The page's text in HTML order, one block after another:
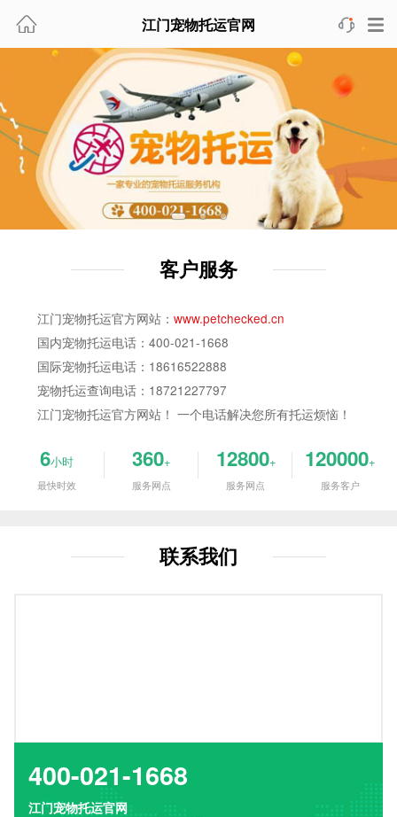
江门宠物托运官网
客户服务
江门宠物托运官方网站： www.petchecked.cn
国内宠物托运电话：400-021-1668
国际宠物托运电话：18616522888
宠物托运查询电话：18721227797
江门宠物托运官方网站！ 一个电话解决您所有托运烦恼！
6小时
最快时效
360+
服务网点
12800+
服务网点
120000+
服务客户
联系我们
400-021-1668
江门宠物托运官网